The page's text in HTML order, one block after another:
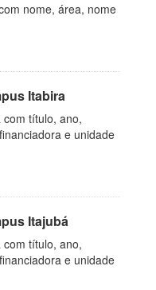
nome, área, nome
Itabira
título, ano,
e unidade
Itajubá
título, ano,
e unidade